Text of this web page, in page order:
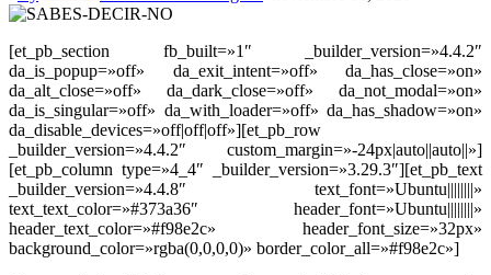
[et_pb_section fb_built=»1″ _builder_version=»4.4.2″
da_is_popup=»off» da_exit_intent=»off» da_has_close=»on»
da_alt_close=»off» da_dark_close=»off» da_not_modal=»on»
da_is_singular=»off» da_with_loader=»off» da_has_shadow=»on»
da_disable_devices=»off|off|off»][et_pb_row
_builder_version=»4.4.2″ custom_margin=»-24px|auto||auto||»]
[et_pb_column type=»4_4″ _builder_version=»3.29.3″][et_pb_text
_builder_version=»4.4.8″ text_font=»Ubuntu||||||||»
text_text_color=»#373a36″ header_font=»Ubuntu||||||||»
header_text_color=»#f98e2c» header_font_size=»32px»
background_color=»rgba(0,0,0,0)» border_color_all=»#f98e2c»]